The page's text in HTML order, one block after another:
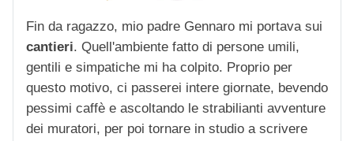
Fin da ragazzo, mio padre Gennaro mi portava sui
cantieri. Quell'ambiente fatto di persone umili,
gentili e simpatiche mi ha colpito. Proprio per
questo motivo, ci passerei intere giornate, bevendo
pessimi caffè e ascoltando le strabilianti avventure
dei muratori, per poi tornare in studio a scrivere